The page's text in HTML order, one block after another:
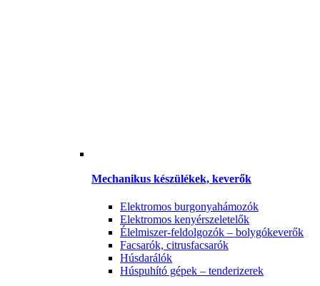
Mechanikus készülékek, keverők
Elektromos burgonyahámozók
Elektromos kenyérszeletelők
Élelmiszer-feldolgozók – bolygókeverők
Facsarók, citrusfacsarók
Húsdarálók
Húspuhító gépek – tenderizerek